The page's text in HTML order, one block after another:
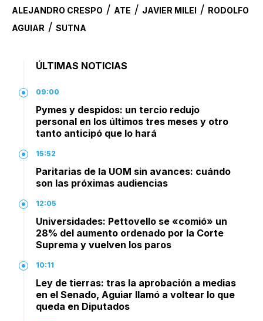
ALEJANDRO CRESPO / ATE / JAVIER MILEI / RODOLFO
AGUIAR / SUTNA
ÚLTIMAS NOTICIAS
09:00
Pymes y despidos: un tercio redujo
personal en los últimos tres meses y otro
tanto anticipó que lo hará
15:52
Paritarias de la UOM sin avances: cuándo
son las próximas audiencias
12:05
Universidades: Pettovello se «comió» un
28% del aumento ordenado por la Corte
Suprema y vuelven los paros
10:11
Ley de tierras: tras la aprobación a medias
en el Senado, Aguiar llamó a voltear lo que
queda en Diputados